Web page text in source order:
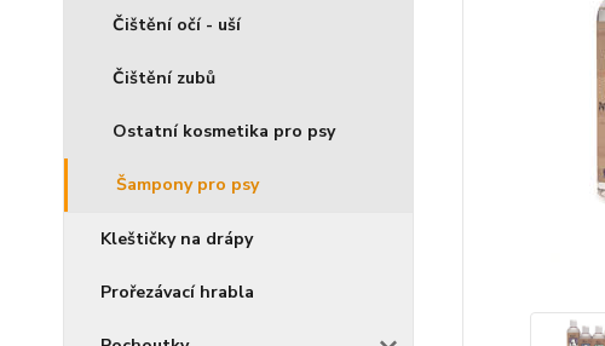
Čištění očí - uší
Čištění zubů
Ostatní kosmetika pro psy
Šampony pro psy
Kleštičky na drápy
Prořezávací hrabla